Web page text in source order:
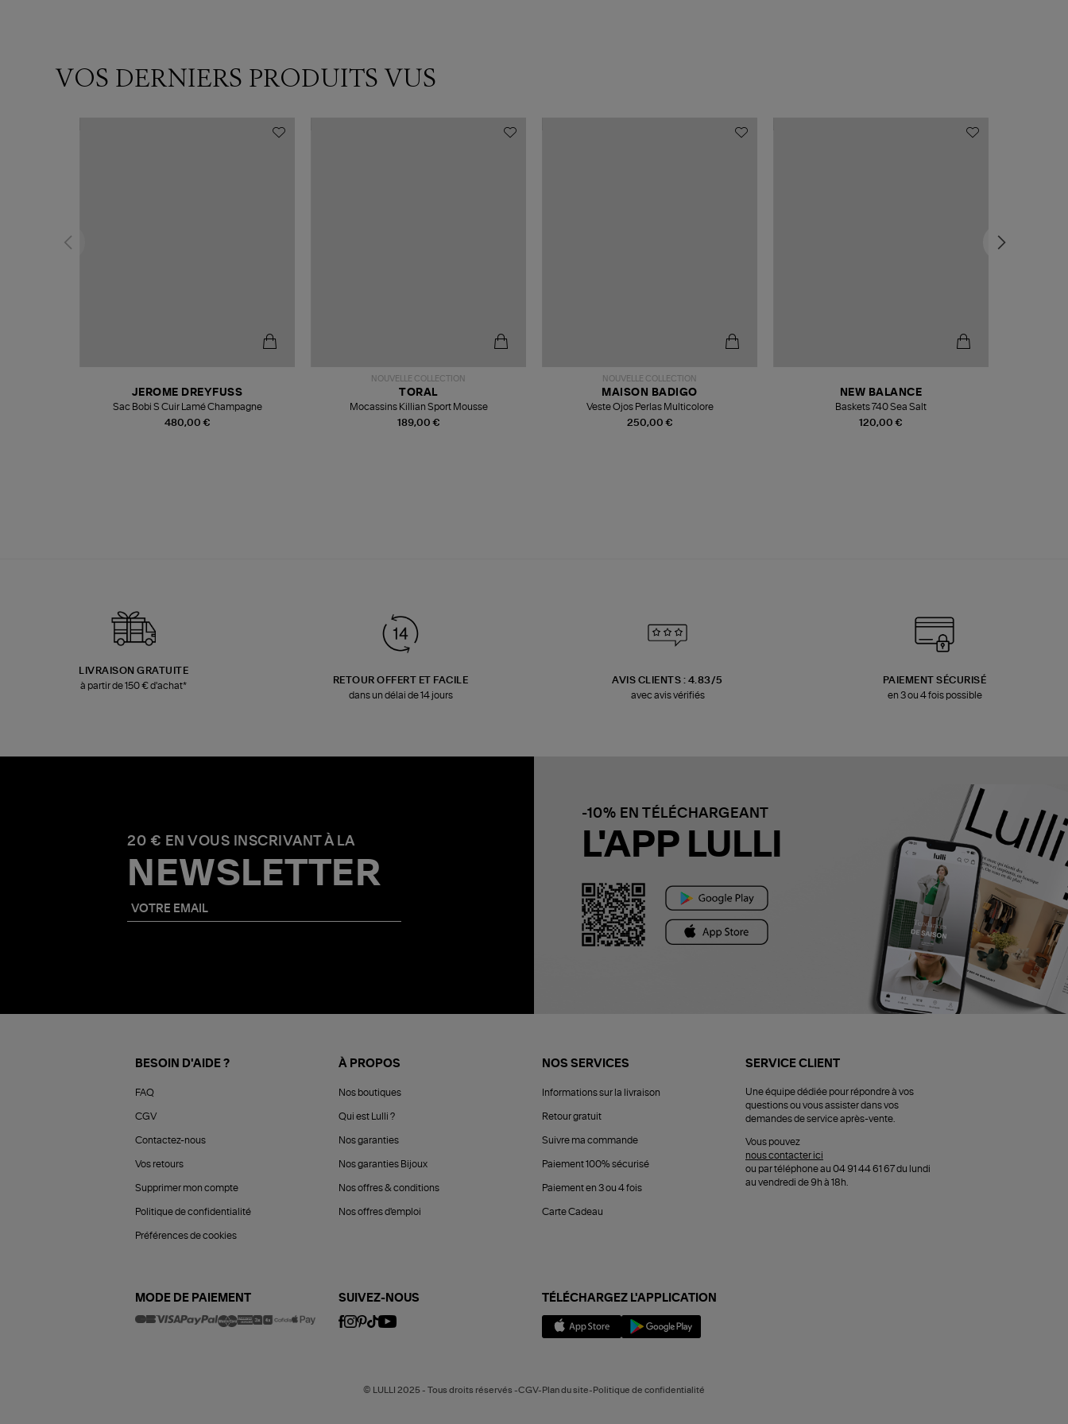
VOS DERNIERS PRODUITS VUS
480,00 €
JEROME DREYFUSS
Sac Bobi S Cuir Lamé Champagne
NOUVELLE COLLECTION
189,00 €
TORAL
Mocassins Killian Sport Mousse
NOUVELLE COLLECTION
250,00 €
MAISON BADIGO
Veste Ojos Perlas Multicolore
120,00 €
NEW BALANCE
Baskets 740 Sea Salt
LIVRAISON GRATUITE
à partir de 150 € d'achat*
RETOUR OFFERT ET FACILE
dans un délai de 14 jours
AVIS CLIENTS : 4.83/5
avec avis vérifiés
PAIEMENT SÉCURISÉ
en 3 ou 4 fois possible
20 € EN VOUS INSCRIVANT À LA
NEWSLETTER
-10% EN TÉLÉCHARGEANT
L'APP LULLI
BESOIN D'AIDE ?
FAQ
CGV
Contactez-nous
Vos retours
Supprimer mon compte
Politique de confidentialité
Préférences de cookies
À PROPOS
Nos boutiques
Qui est Lulli ?
Nos garanties
Nos garanties Bijoux
Nos offres & conditions
Nos offres d'emploi
NOS SERVICES
Informations sur la livraison
Retour gratuit
Suivre ma commande
Paiement 100% sécurisé
Paiement en 3 ou 4 fois
Carte Cadeau
SERVICE CLIENT
Une équipe dédiée pour répondre à vos
questions ou vous assister dans vos
demandes de service après-vente.
Vous pouvez
nous contacter ici
ou par téléphone au 04 91 44 61 67 du lundi
au vendredi de 9h à 18h.
MODE DE PAIEMENT SUIVEZ-NOUS TÉLÉCHARGEZ L'APPLICATION
© LULLI 2025 - Tous droits réservés -CGV-Plan du site-Politique de confidentialité